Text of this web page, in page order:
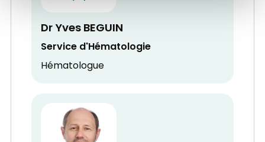
Dr Yves BEGUIN
Service d'Hématologie
Hématologue